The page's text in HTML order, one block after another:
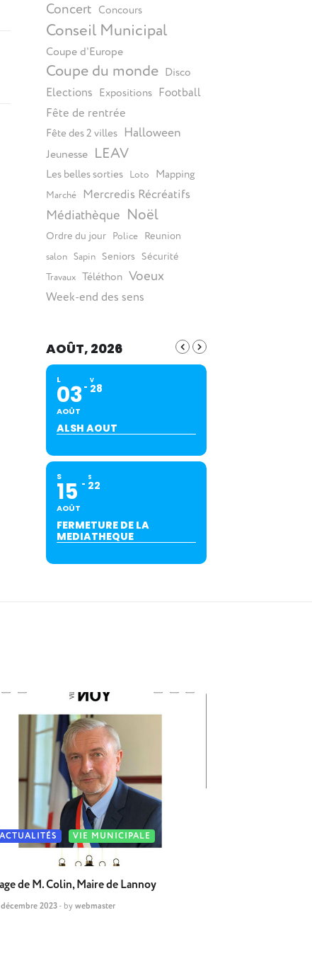
Concert Concours
Conseil Municipal
Coupe d'Europe
Coupe du monde Disco
Elections Expositions Football
Fête de rentrée
Fête des 2 villes Halloween
Jeunesse LEAV
Les belles sorties Loto Mapping
Marché Mercredis Récréatifs
Médiathèque Noël
Ordre du jour Police Reunion
salon Sapin Seniors Sécurité
Travaux Téléthon Voeux
Week-end des sens
AOÛT, 2026
L
03
AOÛT
V
28
ALSH AOUT
S
15
AOÛT
S
22
FERMETURE DE LA
MEDIATHEQUE
ACTUALITÉS VIE MUNICIPALE
de M. Colin, Maire de Lannoy
2023- bywebmaster